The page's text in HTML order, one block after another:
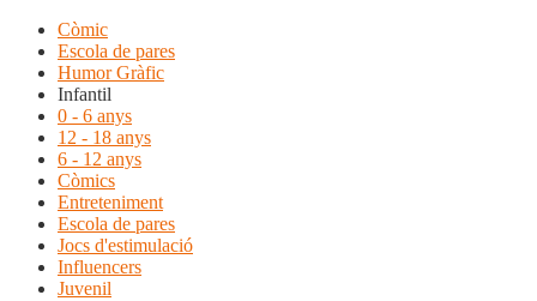
Còmic
Escola de pares
Humor Gràfic
Infantil
0 - 6 anys
12 - 18 anys
6 - 12 anys
Còmics
Entreteniment
Escola de pares
Jocs d'estimulació
Influencers
Juvenil